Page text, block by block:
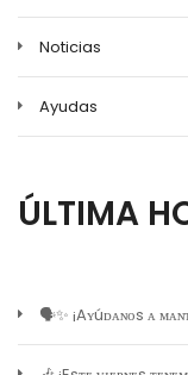
Noticias
Ayudas
ÚLTIMA
🗣️✨ ¡Aʏúᴅᴀɴᴏs ᴀ